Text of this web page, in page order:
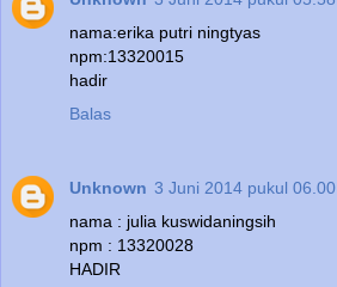
nama:erika putri ningtyas
npm:13320015
hadir
Balas
Unknown 3 Juni 2014 pukul 06.00
nama : julia kuswidaningsih
npm : 13320028
HADIR